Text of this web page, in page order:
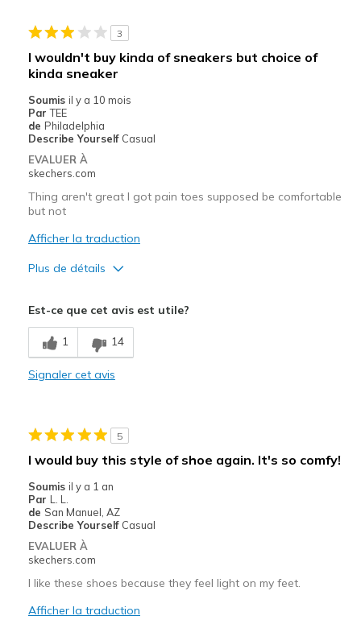
View On Shoes
Shoes are for Wearing
3
I wouldn't buy kinda of sneakers but choice of
kinda sneaker
Soumis il y a 10 mois
Par TEE
de Philadelphia
Describe Yourself Casual
EVALUER À
skechers.com
Thing aren't great I got pain toes supposed be comfortable
but not
Afficher la traduction
Plus de détails
Le contre
Need Break In
Casual Wear
Sizing
View On Shoes
Est-ce que cet avis est utile?
1 14
Signaler cet avis
5
I would buy this style of shoe again. It's so comfy!
Soumis il y a 1 an
Par L. L.
de San Manuel, AZ
Describe Yourself Casual
EVALUER À
skechers.com
I like these shoes because they feel light on my feet.
Afficher la traduction